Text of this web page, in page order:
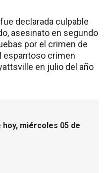
declarada culpable
asesinato en segundo
por el crimen de
espantoso crimen
en julio del año
miércoles 05 de